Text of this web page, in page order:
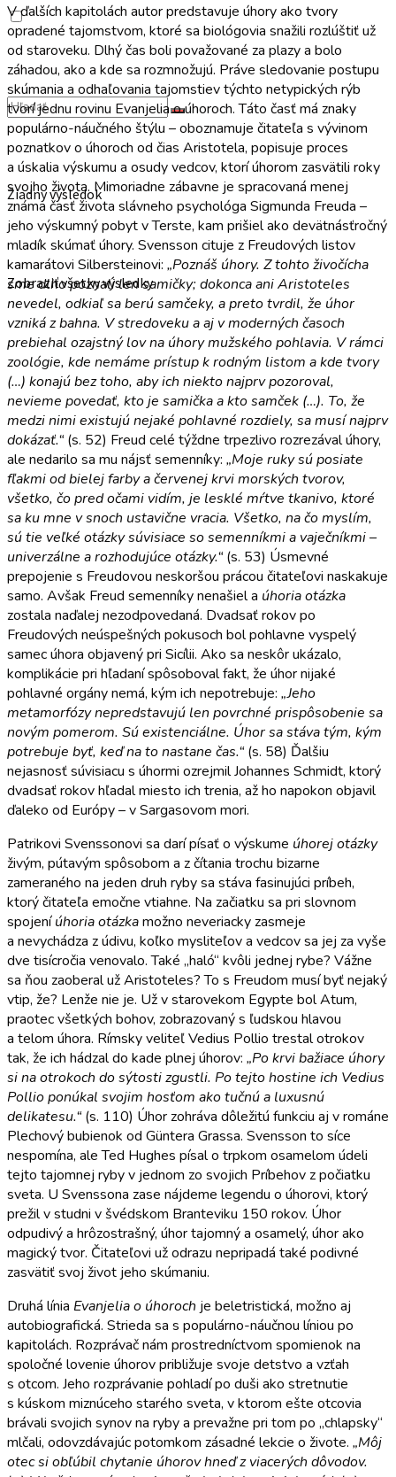
Žiadny výsledok
Zobraziť všetky výsledky
V ďalších kapitolách autor predstavuje úhory ako tvory
opradené tajomstvom, ktoré sa biológovia snažili rozlúštiť už
od staroveku. Dlhý čas boli považované za plazy a bolo
záhadou, ako a kde sa rozmnožujú. Práve sledovanie postupu
skúmania a odhaľovania tajomstiev týchto netypických rýb
tvorí jednu rovinu Evanjelia o úhoroch. Táto časť má znaky
populárno-náučného štýlu – oboznamuje čitateľa s vývinom
poznatkov o úhoroch od čias Aristotela, popisuje proces
a úskalia výskumu a osudy vedcov, ktorí úhorom zasvätili roky
svojho života. Mimoriadne zábavne je spracovaná menej
známa časť života slávneho psychológa Sigmunda Freuda –
jeho výskumný pobyt v Terste, kam prišiel ako devätnásťročný
mladík skúmať úhory. Svensson cituje z Freudových listov
kamarátovi Silbersteinovi: „Poznáš úhory. Z tohto živočícha
sme dlho poznali len samičky; dokonca ani Aristoteles
nevedel, odkiaľ sa berú samčeky, a preto tvrdil, že úhor
vzniká z bahna. V stredoveku a aj v moderných časoch
prebiehal ozajstný lov na úhory mužského pohlavia. V rámci
zoológie, kde nemáme prístup k rodným listom a kde tvory
(…) konajú bez toho, aby ich niekto najprv pozoroval,
nevieme povedať, kto je samička a kto samček (…). To, že
medzi nimi existujú nejaké pohlavné rozdiely, sa musí najprv
dokázať.“ (s. 52) Freud celé týždne trpezlivo rozrezával úhory,
ale nedarilo sa mu nájsť semenníky: „Moje ruky sú posiate
fľakmi od bielej farby a červenej krvi morských tvorov,
všetko, čo pred očami vidím, je lesklé mŕtve tkanivo, ktoré
sa ku mne v snoch ustavične vracia. Všetko, na čo myslím,
sú tie veľké otázky súvisiace so semenníkmi a vaječníkmi –
univerzálne a rozhodujúce otázky.“ (s. 53) Úsmevné
prepojenie s Freudovou neskoršou prácou čitateľovi naskakuje
samo. Avšak Freud semenníky nenašiel a úhoria otázka
zostala naďalej nezodpovedaná. Dvadsať rokov po
Freudových neúspešných pokusoch bol pohlavne vyspelý
samec úhora objavený pri Sicílii. Ako sa neskôr ukázalo,
komplikácie pri hľadaní spôsoboval fakt, že úhor nijaké
pohlavné orgány nemá, kým ich nepotrebuje: „Jeho
metamorfózy nepredstavujú len povrchné prispôsobenie sa
novým pomerom. Sú existenciálne. Úhor sa stáva tým, kým
potrebuje byť, keď na to nastane čas.“ (s. 58) Ďalšiu
nejasnosť súvisiacu s úhormi ozrejmil Johannes Schmidt, ktorý
dvadsať rokov hľadal miesto ich trenia, až ho napokon objavil
ďaleko od Európy – v Sargasovom mori.
Patrikovi Svenssonovi sa darí písať o výskume úhorej otázky
živým, pútavým spôsobom a z čítania trochu bizarne
zameraného na jeden druh ryby sa stáva fasinujúci príbeh,
ktorý čitateľa emočne vtiahne. Na začiatku sa pri slovnom
spojeníúhoria otázkamožno neveriacky zasmeje
a nevychádza z údivu, koľko mysliteľov a vedcov sa jej za vyše
dve tisícročia venovalo. Také „haló“ kvôli jednej rybe? Vážne
sa ňou zaoberal už Aristoteles? To s Freudom musí byť nejaký
vtip, že? Lenže nie je. Už v starovekom Egypte bol Atum,
praotec všetkých bohov, zobrazovaný s ľudskou hlavou
a telom úhora. Rímsky veliteľ Vedius Pollio trestal otrokov
tak, že ich hádzal do kade plnej úhorov: „Po krvi bažiace úhory
si na otrokoch do sýtosti zgustli. Po tejto hostine ich Vedius
Pollio ponúkal svojim hosťom ako tučnú a luxusnú
delikatesu.“ (s. 110) Úhor zohráva dôležitú funkciu aj v románe
Plechový bubienok od Güntera Grassa. Svensson to síce
nespomína, ale Ted Hughes písal o trpkom osamelom údeli
tejto tajomnej ryby v jednom zo svojich Príbehov z počiatku
sveta. U Svenssona zase nájdeme legendu o úhorovi, ktorý
prežil v studni v švédskom Branteviku 150 rokov. Úhor
odpudivý a hrôzostrašný, úhor tajomný a osamelý, úhor ako
magický tvor. Čitateľovi už odrazu nepripadá také podivné
zasvätiť svoj život jeho skúmaniu.
Druhá línia Evanjelia o úhoroch je beletristická, možno aj
autobiografická. Strieda sa s populárno-náučnou líniou po
kapitolách. Rozprávač nám prostredníctvom spomienok na
spoločné lovenie úhorov približuje svoje detstvo a vzťah
s otcom. Jeho rozprávanie pohladí po duši ako stretnutie
s kúskom miznúceho starého sveta, v ktorom ešte otcovia
brávali svojich synov na ryby a prevažne pri tom po „chlapsky“
mlčali, odovzdávajúc potomkom zásadné lekcie o živote. „Môj
otec si obľúbil chytanie úhorov hneď z viacerých dôvodov.